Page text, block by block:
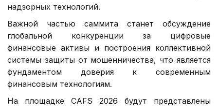
надзорных технологий.
Важной частью саммита станет обсуждение
глобальной конкуренции за цифровые
финансовые активы и построения коллективной
системы защиты от мошенничества, что является
фундаментом доверия к современным
финансовым технологиям.
На площадке CAFS 2026 будут представлены